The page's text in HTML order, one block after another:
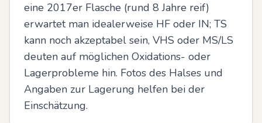
eine 2017er Flasche (rund 8 Jahre reif)
erwartet man idealerweise HF oder IN; TS
kann noch akzeptabel sein, VHS oder MS/LS
deuten auf möglichen Oxidations- oder
Lagerprobleme hin. Fotos des Halses und
Angaben zur Lagerung helfen bei der
Einschätzung.